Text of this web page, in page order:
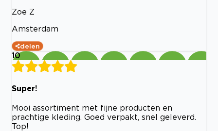
Zoe Z
Amsterdam
delen
10
Super!
Mooi assortiment met fijne producten en
prachtige kleding. Goed verpakt, snel geleverd.
Top!